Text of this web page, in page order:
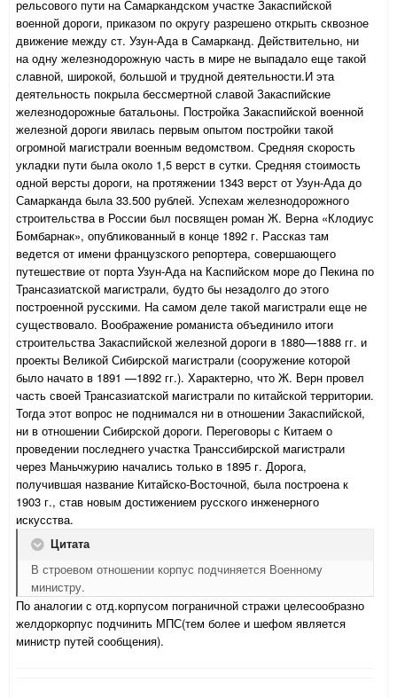
рельсового пути на Самаркандском участке Закаспийской
военной дороги, приказом по округу разрешено открыть сквозное
движение между ст. Узун-Ада в Самарканд. Действительно, ни
на одну железнодорожную часть в мире не выпадало еще такой
славной, широкой, большой и трудной деятельности.И эта
деятельность покрыла бессмертной славой Закаспийские
железнодорожные батальоны. Постройка Закаспийской военной
железной дороги явилась первым опытом постройки такой
огромной магистрали военным ведомством. Средняя скорость
укладки пути была около 1,5 верст в сутки. Средняя стоимость
одной версты дороги, на протяжении 1343 верст от Узун-Ада до
Самарканда была 33.500 рублей. Успехам железнодорожного
строительства в России был посвящен роман Ж. Верна «Клодиус
Бомбарнак», опубликованный в конце 1892 г. Рассказ там
ведется от имени французского репортера, совершающего
путешествие от порта Узун-Ада на Каспийском море до Пекина по
Трансазиатской магистрали, будто бы незадолго до этого
построенной русскими. На самом деле такой магистрали еще не
существовало. Воображение романиста объединило итоги
строительства Закаспийской железной дороги в 1880—1888 гг. и
проекты Великой Сибирской магистрали (сооружение которой
было начато в 1891 —1892 гг.). Характерно, что Ж. Верн провел
часть своей Трансазиатской магистрали по китайской территории.
Тогда этот вопрос не поднимался ни в отношении Закаспийской,
ни в отношении Сибирской дороги. Переговоры с Китаем о
проведении последнего участка Транссибирской магистрали
через Маньчжурию начались только в 1895 г. Дорога,
получившая название Китайско-Восточной, была построена к
1903 г., став новым достижением русского инженерного
искусства.
Цитата
В строевом отношении корпус подчиняется Военному
министру.
По аналогии с отд.корпусом пограничной стражи целесообразно
желдоркорпус подчинить МПС(тем более и шефом является
министр путей сообщения).